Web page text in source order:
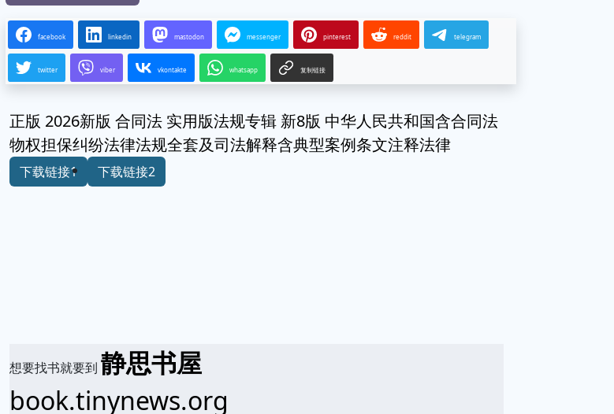
facebook linkedin mastodon messenger pinterest reddit telegram
twitter viber vkontakte whatsapp 复制链接
正版 2026新版 合同法 实用版法规专辑 新8版 中华人民共和国含合同法
物权担保纠纷法律法规全套及司法解释含典型案例条文注释法律
下载链接1 下载链接2
想要找书就要到静思书屋
book.tinynews.org